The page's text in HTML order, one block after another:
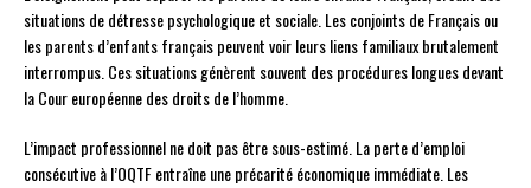
situations de détresse psychologique et sociale. Les conjoints de Français ou
les parents d’enfants français peuvent voir leurs liens familiaux brutalement
interrompus. Ces situations génèrent souvent des procédures longues devant
la Cour européenne des droits de l’homme.
L’impact professionnel ne doit pas être sous-estimé. La perte d’emploi
consécutive à l’OQTF entraîne une précarité économique immédiate. Les